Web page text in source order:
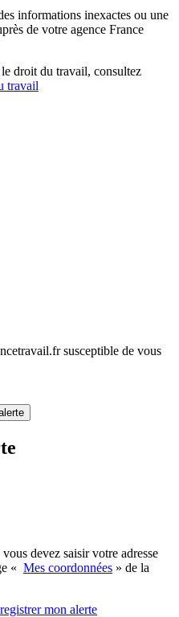
informations inexactes ou une
de votre agence France
droit du travail, consultez
travail
susceptible de vous
devez saisir votre adresse
« Mes coordonnées » de la
mon alerte